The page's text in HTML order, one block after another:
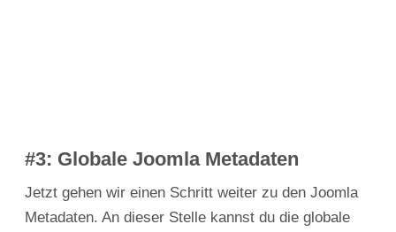
#3: Globale Joomla Metadaten
Jetzt gehen wir einen Schritt weiter zu den Joomla
Metadaten. An dieser Stelle kannst du die globale